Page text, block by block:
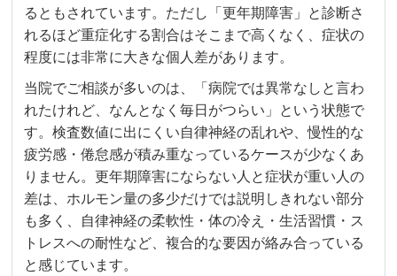
るともされています。ただし「更年期障害」と診断さ
れるほど重症化する割合はそこまで高くなく、症状の
程度には非常に大きな個人差があります。
当院でご相談が多いのは、「病院では異常なしと言わ
れたけれど、なんとなく毎日がつらい」という状態で
す。検査数値に出にくい自律神経の乱れや、慢性的な
疲労感・倦怠感が積み重なっているケースが少なくあ
りません。更年期障害にならない人と症状が重い人の
差は、ホルモン量の多少だけでは説明しきれない部分
も多く、自律神経の柔軟性・体の冷え・生活習慣・ス
トレスへの耐性など、複合的な要因が絡み合っている
と感じています。